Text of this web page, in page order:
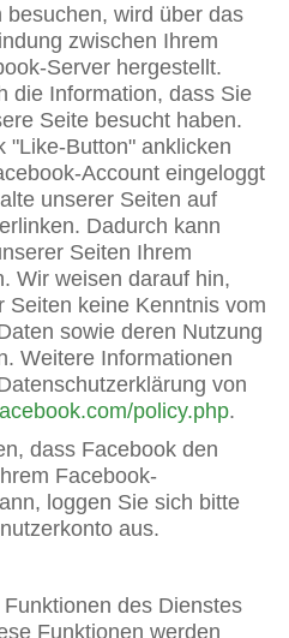
wird über das
zwischen Ihrem
Server hergestellt.
die Information, dass Sie
Seite besucht haben.
"Like-Button" anklicken
Account eingeloggt
unserer Seiten auf
Dadurch kann
Seiten Ihrem
Wir weisen darauf hin,
Seiten keine Kenntnis vom
sowie deren Nutzung
Weitere Informationen
von
policy.php.
dass Facebook den
Facebook-
loggen Sie sich bitte
aus.
des Dienstes
Funktionen werden